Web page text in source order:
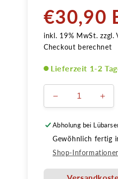
Normaler
Preis
€30,90
inkl. 19% MwSt. zzgl.
Checkout berechnet
Lieferzeit 1-2
Verringere
die
Menge
Liquid
Glass
die
Abholung bei
Gewöhnlich fertig
Shop-